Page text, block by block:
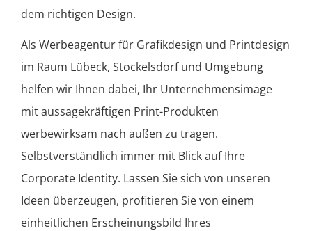
dem richtigen Design.
Als Werbeagentur für Grafikdesign und Printdesign
im Raum Lübeck, Stockelsdorf und Umgebung
helfen wir Ihnen dabei, Ihr Unternehmensimage
mit aussagekräftigen Print-Produkten
werbewirksam nach außen zu tragen.
Selbstverständlich immer mit Blick auf Ihre
Corporate Identity. Lassen Sie sich von unseren
Ideen überzeugen, profitieren Sie von einem
einheitlichen Erscheinungsbild Ihres